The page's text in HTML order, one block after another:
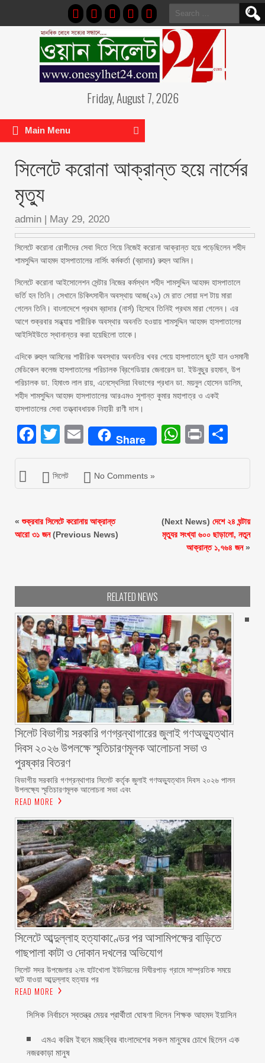
Search
for:
Friday, August 7, 2026
Main Menu
সিলেটে করোনা আক্রান্ত হয়ে নার্সের
মৃত্যু
admin | May 29, 2020
সিলেটে করোনা রোগীদের সেবা দিতে গিয়ে নিজেই করোনা আক্রান্ত হয়ে পড়েছিলেন শহীদ
শামসুদ্দিন আহমদ হাসপাতালের নার্সিং কর্মকর্তা (ব্রাদার) রুহুল আমিন।
সিলেটে করোনা আইসোলেশন সেন্টার নিজের কর্মস্থল শহীদ শামসুদ্দিন আহমদ হাসপাতালে
ভর্তি হন তিনি। সেখানে চিকিৎসাধীন অবস্থায় আজ(২৯) মে রাত সোয়া দশ টায় মারা
গেলেন তিনি। বাংলাদেশে প্রথম ব্রাদার (নার্স) হিসেবে তিনিই প্রথম মারা গেলেন। এর
আগে শুক্রবার সন্ধ্যায় শারীরিক অবস্থার অবনতি হওয়ায় শামসুদ্দিন আহমদ হাসপাতালের
আইসিইউতে স্থানান্তর করা হয়েছিলো তাকে।
এদিকে রুহুল আমিনের শারীরিক অবস্থার অবনতির খবর পেয়ে হাসপাতালে ছুটে যান ওসমানী
মেডিকেল কলেজ হাসপাতালের পরিচালক ব্রিগেডিয়ার জেনারেল ডা. ইউনুছুর রহমান, উপ
পরিচালক ডা. হিমাংশু লাল রায়, এনেস্থেসিয়া বিভাগের প্রধান ডা. ময়নুল হোসেন ডালিম,
শহীদ শামসুদ্দিন আহমদ হাসপাতালের আরএমও সুশান্ত কুমার মহাপাত্র ও একই
হাসপাতালের সেবা তত্ত্বাবধায়ক নিহারী রাণী দাস।
Facebook
Twitter
EmailShare Print
সিলেট No Comments »
«শুক্রবার সিলেটে করোনায় আক্রান্ত
আরো ৩১ জন(Previous News)
(Next News) দেশে ২৪ ঘন্টায়
মৃত্যুর সংখ্যা ৬০০ ছাড়ালো, নতুন
আক্রান্ত ১,৭৬৪ জন»
RELATED NEWS
সিলেট বিভাগীয় সরকারি গণগ্রন্থাগারের জুলাই গণঅভ্যুত্থান
দিবস ২০২৬ উপলক্ষে স্মৃতিচারণমূলক আলোচনা সভা ও
পুরষ্কার বিতরণ ‎ ‎
বিভাগীয় সরকারি গণগ্রন্থাগার সিলেট কর্তৃক জুলাই গণঅভ্যুত্থান দিবস ২০২৬ পালন
উপলক্ষ্যে স্মৃতিচারণমূলক আলোচনা সভা এবং
READ MORE
সিলেটে আব্দুল্লাহ হত্যাকাণ্ডের পর আসামিপক্ষের বাড়িতে
গাছপালা কাটা ও দোকান দখলের অভিযোগ
সিলেট সদর উপজেলার ২নং হাটখোলা ইউনিয়নের দিঘীরপাড় গ্রামে সাম্প্রতিক সময়ে
ঘটে যাওয়া আব্দুল্লাহ হত্যার পর
READ MORE
সিসিক নির্বাচনে স্বতন্ত্র মেয়র প্রার্থীতা ঘোষণা দিলেন শিক্ষক আহমদ ইয়াসিন
এমএ করিম ইবনে মচ্ছব্বির বাংলাদেশের সকল মানুষের চোখে ছিলেন এক
নজরকাড়া মানুষ ‎